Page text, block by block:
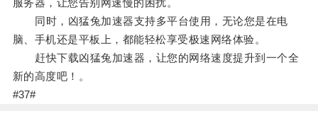
服务器，让您告别网速慢的困扰。
同时，凶猛兔加速器支持多平台使用，无论您是在电
脑、手机还是平板上，都能轻松享受极速网络体验。
赶快下载凶猛兔加速器，让您的网络速度提升到一个全
新的高度吧！。
#37#